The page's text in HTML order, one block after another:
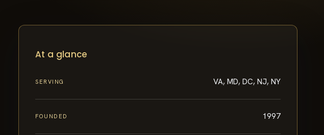
At a glance
SERVING VA, MD, DC, NJ, NY
FOUNDED 1997